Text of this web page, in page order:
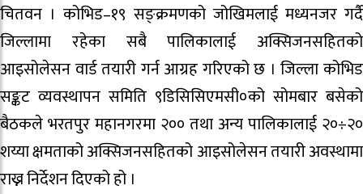
चितवन । कोभिड–१९ सङ्क्रमणको जोखिमलाई मध्यनजर गर्दै
जिल्लामा रहेका सबै पालिकालाई अक्सिजनसहितको
आइसोलेसन वार्ड तयारी गर्न आग्रह गरिएको छ । जिल्ला कोभिड
सङ्कट व्यवस्थापन समिति ९डिसिसिएमसी०को सोमबार बसेको
बैठकले भरतपुर महानगरमा २०० तथा अन्य पालिकालाई २०÷२०
शय्या क्षमताको अक्सिजनसहितको आइसोलेसन तयारी अवस्थामा
राख्न निर्देशन दिएको हो ।